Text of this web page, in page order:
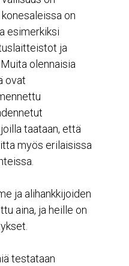
on
esimerkiksi
ja
olennaisia
ovat
taataan, että
myös erilaisissa
ja alihankkijoiden
aina, ja heille on
testataan